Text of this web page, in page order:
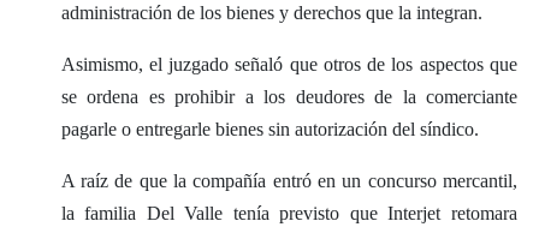
administración de los bienes y derechos que la integran.
Asimismo, el juzgado señaló que otros de los aspectos que
se ordena es prohibir a los deudores de la comerciante
pagarle o entregarle bienes sin autorización del síndico.
A raíz de que la compañía entró en un concurso mercantil,
la familia Del Valle tenía previsto que Interjet retomara